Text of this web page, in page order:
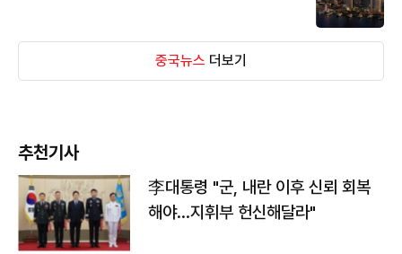
중국뉴스 더보기
추천기사
李대통령 "군, 내란 이후 신뢰 회복
해야…지휘부 헌신해달라"